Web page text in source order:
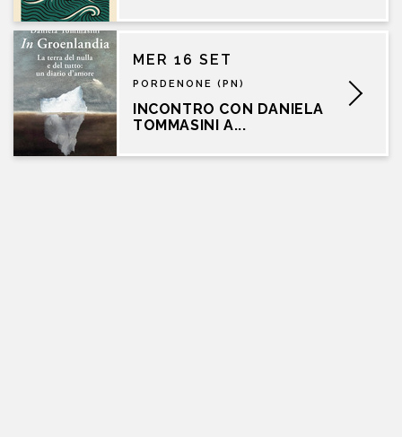
MER 16 SET
PORDENONE (PN)
INCONTRO CON DANIELA
TOMMASINI A...